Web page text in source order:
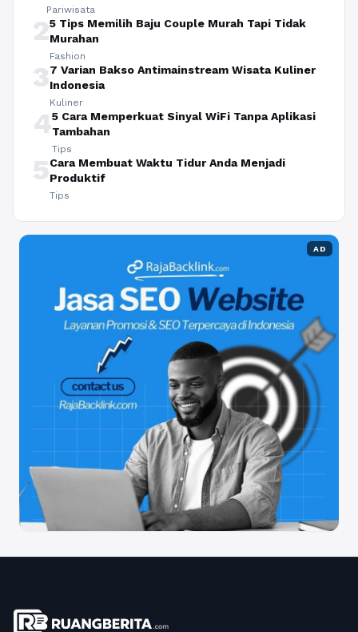
Pariwisata
25 Tips Memilih Baju Couple Murah Tapi Tidak
Murahan
Fashion
37 Varian Bakso Antimainstream Wisata Kuliner
Indonesia
Kuliner
45 Cara Memperkuat Sinyal WiFi Tanpa Aplikasi
Tambahan
Tips
5Cara Membuat Waktu Tidur Anda Menjadi
Produktif
Tips
AD